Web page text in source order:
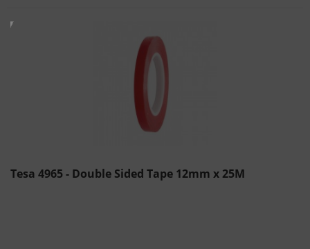
Tesa 4965 - Double Sided Tape 12mm x 25M